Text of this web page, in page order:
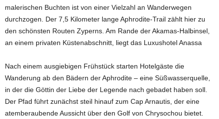
malerischen Buchten ist von einer Vielzahl an Wanderwegen
durchzogen. Der 7,5 Kilometer lange Aphrodite-Trail zählt hier zu
den schönsten Routen Zyperns. Am Rande der Akamas-Halbinsel,
an einem privaten Küstenabschnitt, liegt das Luxushotel Anassa
Nach einem ausgiebigen Frühstück starten Hotelgäste die
Wanderung ab den Bädern der Aphrodite – eine Süßwasserquelle,
in der die Göttin der Liebe der Legende nach gebadet haben soll.
Der Pfad führt zunächst steil hinauf zum Cap Arnautis, der eine
atemberaubende Aussicht über den Golf von Chrysochou bietet.